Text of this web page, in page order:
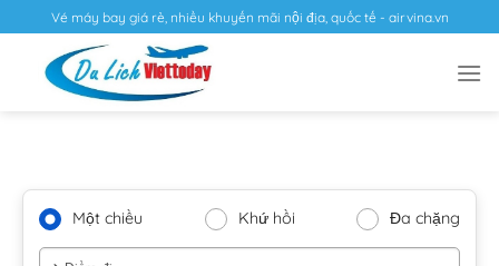
Vé máy bay giá rẻ, nhiều khuyến mãi nội địa, quốc tế - airvina.vn
Một chiều Khứ hồi Đa chặng